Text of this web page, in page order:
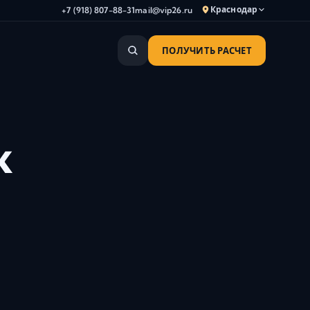
+7 (918) 807-88-31mail@vip26.ru Краснодар
ПОЛУЧИТЬ РАСЧЕТ